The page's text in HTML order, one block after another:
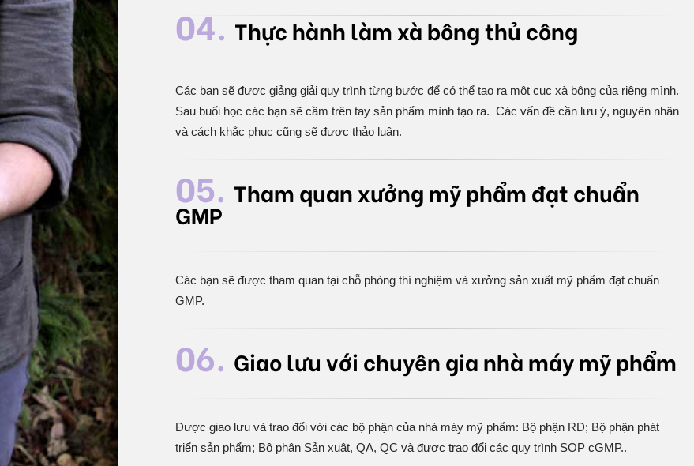
04. Thực hành làm xà bông thủ công
Các bạn sẽ được giảng giải quy trình từng bước để có thể tạo ra một cục xà bông của riêng mình.
Sau buổi học các bạn sẽ cầm trên tay sản phẩm mình tạo ra. Các vấn đề cần lưu ý, nguyên nhân
và cách khắc phục cũng sẽ được thảo luận.
05. Tham quan xưởng mỹ phẩm đạt chuẩn
GMP
Các bạn sẽ được tham quan tại chỗ phòng thí nghiệm và xưởng sản xuất mỹ phẩm đạt chuẩn
GMP.
06. Giao lưu với chuyên gia nhà máy mỹ phẩm
Được giao lưu và trao đổi với các bộ phận của nhà máy mỹ phẩm: Bộ phận RD; Bộ phận phát
triển sản phẩm; Bộ phận Sản xuât, QA, QC và được trao đổi các quy trình SOP cGMP..